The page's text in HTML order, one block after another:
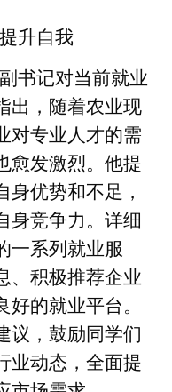
升自我
书记对当前就业
出，随着农业现
对专业人才的需
愈发激烈。他提
优势和不足，
身竞争力。详细
一系列就业服
、积极推荐企业
的就业平台。
议，鼓励同学们
业动态，全面提